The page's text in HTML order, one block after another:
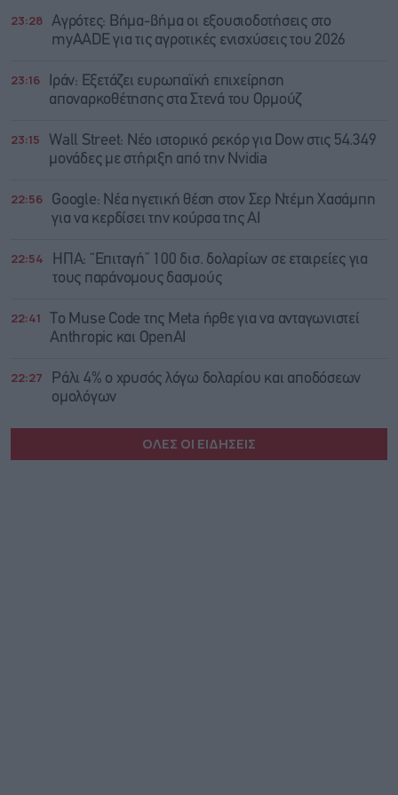
23:28 Αγρότες: Βήμα-βήμα οι εξουσιοδοτήσεις στο
myAADE για τις αγροτικές ενισχύσεις του 2026
23:16
Ιράν: Eξετάζει ευρωπαϊκή επιχείρηση
αποναρκοθέτησης στα Στενά του Ορμούζ
23:15
Wall Street: Νέο ιστορικό ρεκόρ για Dow στις 54.349
μονάδες με στήριξη από την Nvidia
22:56
Google: Νέα ηγετική θέση στον Σερ Ντέμη Χασάμπη
για να κερδίσει την κούρσα της ΑΙ
22:54
ΗΠΑ: “Επιταγή” 100 δισ. δολαρίων σε εταιρείες για
τους παράνομους δασμούς
22:41
Το Muse Code της Meta ήρθε για να ανταγωνιστεί
Anthropic και OpenAI
22:27
Ράλι 4% ο χρυσός λόγω δολαρίου και αποδόσεων
ομολόγων
ΟΛΕΣ ΟΙ ΕΙΔΗΣΕΙΣ